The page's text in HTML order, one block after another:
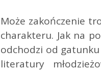
Może zakończenie
charakteru. Jak na
odchodzi od
literatury